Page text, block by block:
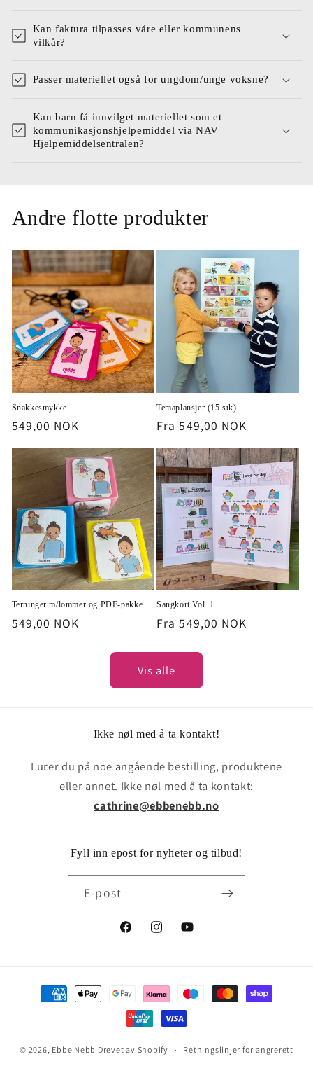
Kan faktura tilpasses våre eller kommunens
vilkår?
Passer materiellet også for ungdom/unge voksne?
Kan barn få innvilget materiellet som et
kommunikasjonshjelpemiddel via NAV
Hjelpemiddelsentralen?
Andre flotte produkter
Snakkesmykke
Vanlig
549,00 NOK
Temaplansjer (15 stk)
Vanlig
Fra 549,00 NOK
Terninger m/lommer og PDF-pakke
Vanlig
549,00 NOK
Sangkort Vol. 1
Vanlig
Fra 549,00 NOK
Vis alle
Ikke nøl med å ta kontakt!
Lurer du på noe angående bestilling, produktene
eller annet. Ikke nøl med å ta kontakt:
cathrine@ebbenebb.no
Fyll inn epost for nyheter og tilbud!
E-post
FacebookInstagramYouTube
Betalingsmåter
© 2026, Ebbe Nebb Drevet av Shopify Retningslinjer for angrerett